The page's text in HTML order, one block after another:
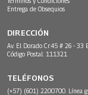
Entrega de Obsequios
DIRECCIÓN
Av. El Dorado Cr.45 # 26 - 33
Código Postal: 111321
TELÉFONOS
(+57) (601) 2200700. Línea